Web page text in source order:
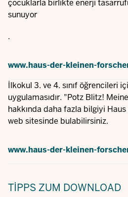
çocuklarla birlikte enerji
sunuyor
.
www.haus-der-kleinen-
İlkokul 3. ve 4. sınıf öğrencileri
uygulamasıdır. "Potz Blitz!
hakkında daha fazla bilgiyi
web sitesinde bulabilirsiniz.
www.haus-der-kleinen-
TIPPS ZUM DOWNLOAD